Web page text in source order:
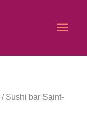
/ Sushi bar Saint-